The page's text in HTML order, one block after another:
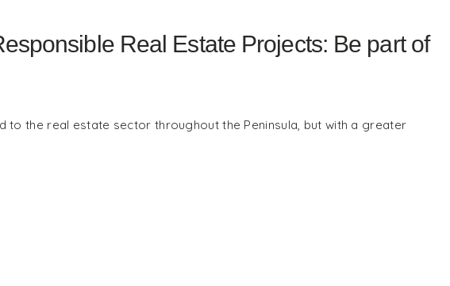
Real Estate Projects: Be part of
to the real estate sector throughout the Peninsula, but with a greater